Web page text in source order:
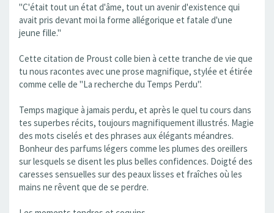
"C'était tout un état d'âme, tout un avenir d'existence qui
avait pris devant moi la forme allégorique et fatale d'une
jeune fille."
Cette citation de Proust colle bien à cette tranche de vie que
tu nous racontes avec une prose magnifique, stylée et étirée
comme celle de "La recherche du Temps Perdu".
Temps magique à jamais perdu, et après le quel tu cours dans
tes superbes récits, toujours magnifiquement illustrés. Magie
des mots ciselés et des phrases aux élégants méandres.
Bonheur des parfums légers comme les plumes des oreillers
sur lesquels se disent les plus belles confidences. Doigté des
caresses sensuelles sur des peaux lisses et fraîches où les
mains ne rêvent que de se perdre.